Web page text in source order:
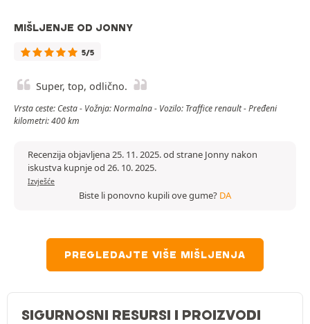
MIŠLJENJE OD JONNY
5/5
Super, top, odlično.
Vrsta ceste: Cesta - Vožnja: Normalna - Vozilo: Traffice renault - Pređeni
kilometri: 400 km
Recenzija objavljena 25. 11. 2025. od strane Jonny nakon
iskustva kupnje od 26. 10. 2025.
Izvješće
Biste li ponovno kupili ove gume? DA
PREGLEDAJTE VIŠE MIŠLJENJA
SIGURNOSNI RESURSI I PROIZVODI